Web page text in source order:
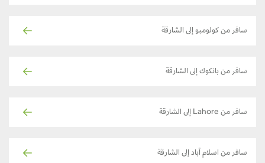
سافر من كولومبو إلى الشارقة
سافر من بانكوك إلى الشارقة
سافر من Lahore إلى الشارقة
سافر من اسلام آباد إلى الشارقة